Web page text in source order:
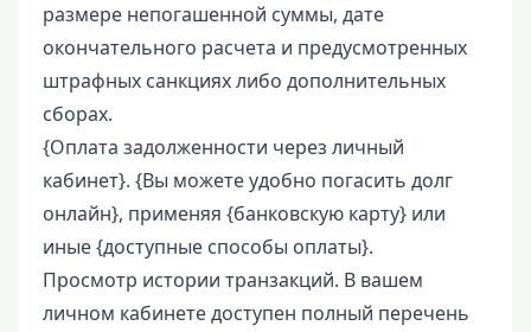
размере непогашенной суммы, дате
окончательного расчета и предусмотренных
штрафных санкциях либо дополнительных
сборах.
{Оплата задолженности через личный
кабинет}. {Вы можете удобно погасить долг
онлайн}, применяя {банковскую карту} или
иные {доступные способы оплаты}.
Просмотр истории транзакций. В вашем
личном кабинете доступен полный перечень